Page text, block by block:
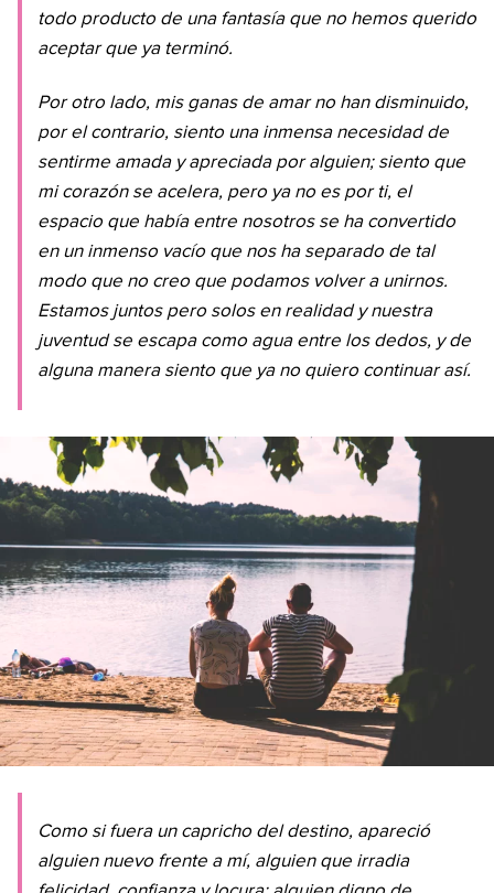
todo producto de una fantasía que no hemos querido
aceptar que ya terminó.
Por otro lado, mis ganas de amar no han disminuido,
por el contrario, siento una inmensa necesidad de
sentirme amada y apreciada por alguien; siento que
mi corazón se acelera, pero ya no es por ti, el
espacio que había entre nosotros se ha convertido
en un inmenso vacío que nos ha separado de tal
modo que no creo que podamos volver a unirnos.
Estamos juntos pero solos en realidad y nuestra
juventud se escapa como agua entre los dedos, y de
alguna manera siento que ya no quiero continuar así.
Como si fuera un capricho del destino, apareció
alguien nuevo frente a mí, alguien que irradia